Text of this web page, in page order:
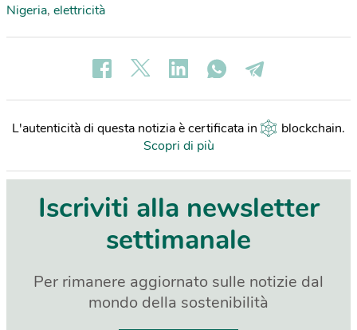
Nigeria, elettricità
L'autenticità di questa notizia è certificata in blockchain.
Scopri di più
Iscriviti alla newsletter
settimanale
Per rimanere aggiornato sulle notizie dal
mondo della sostenibilità